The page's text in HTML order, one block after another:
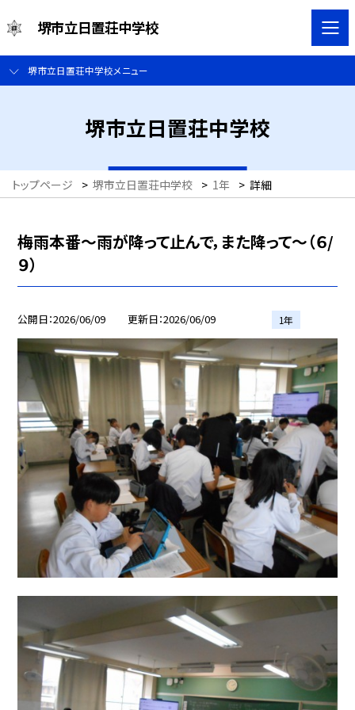
堺市立日置荘中学校
堺市立日置荘中学校メニュー
堺市立日置荘中学校
トップページ > 堺市立日置荘中学校 > 1年 > 詳細
梅雨本番～雨が降って止んで，また降って～（６/
９）
公開日 2026/06/09 更新日 2026/06/09 1年